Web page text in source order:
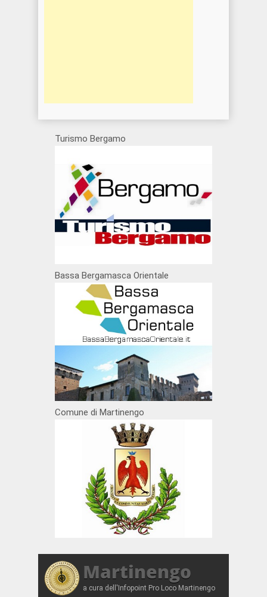
Turismo Bergamo
Bassa Bergamasca Orientale
Comune di Martinengo
Martinengo
a cura dell'Infopoint Pro Loco Martinengo